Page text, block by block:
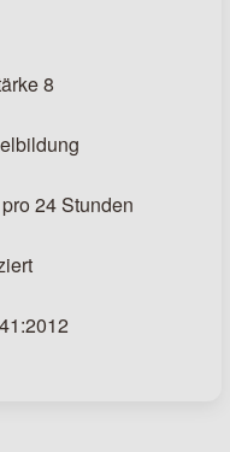
8
24 Stunden